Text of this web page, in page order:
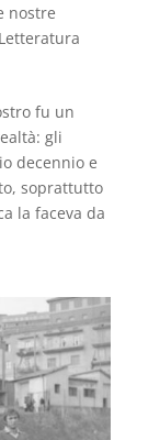
nostre
Letteratura
fu un
gli
decennio e
soprattutto
la faceva da